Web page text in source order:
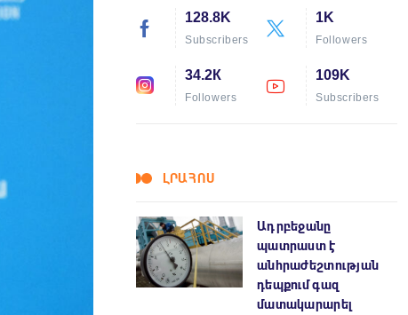
128.8K
Subscribers
1K
Followers
34.2К
Followers
109K
Subscribers
ԼՐԱՀՈՍ
Ադրբեջանը
պատրաստ է
անհրաժեշտության
դեպքում գազ
մատակարարել